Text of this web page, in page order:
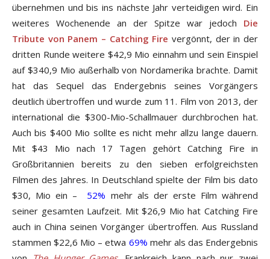
übernehmen und bis ins nächste Jahr verteidigen wird. Ein
weiteres Wochenende an der Spitze war jedoch Die
Tribute von Panem – Catching Fire vergönnt, der in der
dritten Runde weitere $42,9 Mio einnahm und sein Einspiel
auf $340,9 Mio außerhalb von Nordamerika brachte. Damit
hat das Sequel das Endergebnis seines Vorgängers
deutlich übertroffen und wurde zum 11. Film von 2013, der
international die $300-Mio-Schallmauer durchbrochen hat.
Auch bis $400 Mio sollte es nicht mehr allzu lange dauern.
Mit $43 Mio nach 17 Tagen gehört Catching Fire in
Großbritannien bereits zu den sieben erfolgreichsten
Filmen des Jahres. In Deutschland spielte der Film bis dato
$30, Mio ein – 52% mehr als der erste Film während
seiner gesamten Laufzeit. Mit $26,9 Mio hat Catching Fire
auch in China seinen Vorgänger übertroffen. Aus Russland
stammen $22,6 Mio – etwa 69% mehr als das Endergebnis